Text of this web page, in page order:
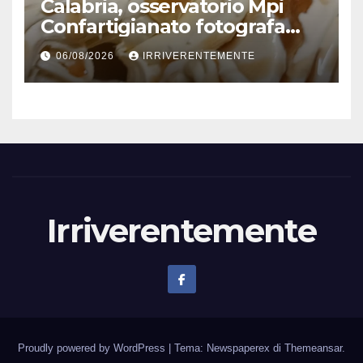
Calabria, osservatorio Mpi
Confartigianato fotografa
comparto radicato: 241
laboratori gelateria attivi, 173
artigiani
06/08/2026 IRRIVERENTEMENTE
Irriverentemente
Proudly powered by WordPress | Tema: Newspaperex di Themeansar.